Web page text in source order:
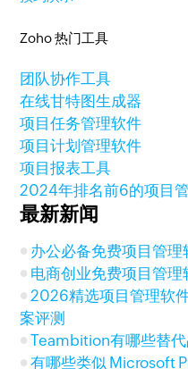
Zoho 热门工具
团队协作工具
在线甘特图生成器
项目任务管理软件
项目计划管理软件
项目报表工具
2024年排名前6的项目
最新新闻
办公必备免费项目管
电商创业免费项目管
2026精选项目管理软
案评测
Teambition有哪些替代
有哪些类似 Microsoft